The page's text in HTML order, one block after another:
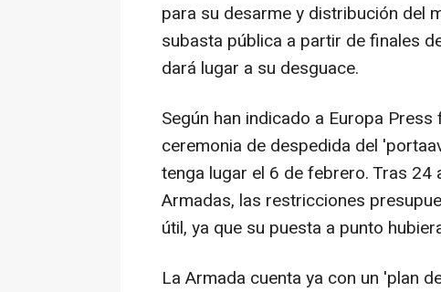
para su desarme y distribución del
subasta pública a partir de finales
dará lugar a su desguace.
Según han indicado a Europa
ceremonia de despedida del
tenga lugar el 6 de febrero. Tras 24
Armadas, las restricciones
útil, ya que su puesta a punto
La Armada cuenta ya con un 'plan